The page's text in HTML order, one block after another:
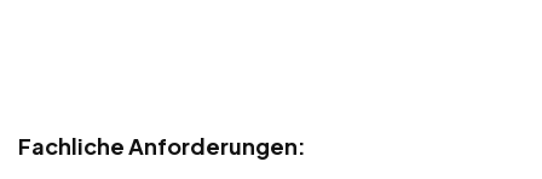
Fachliche Anforderungen: